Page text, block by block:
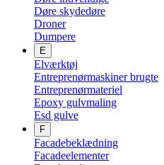
Døre skydedøre
Droner
Dumpere
E
Elværktøj
Entreprenørmaskiner brugte
Entreprenørmateriel
Epoxy gulvmaling
Esd gulve
F
Facadebeklædning
Facadeelementer